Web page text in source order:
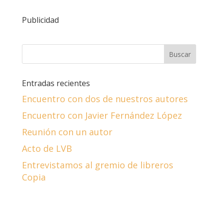
Publicidad
Entradas recientes
Encuentro con dos de nuestros autores
Encuentro con Javier Fernández López
Reunión con un autor
Acto de LVB
Entrevistamos al gremio de libreros
Copia